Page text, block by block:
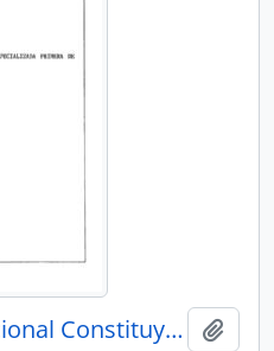
Actas Asamblea Nacional Constituyente 1997-1998